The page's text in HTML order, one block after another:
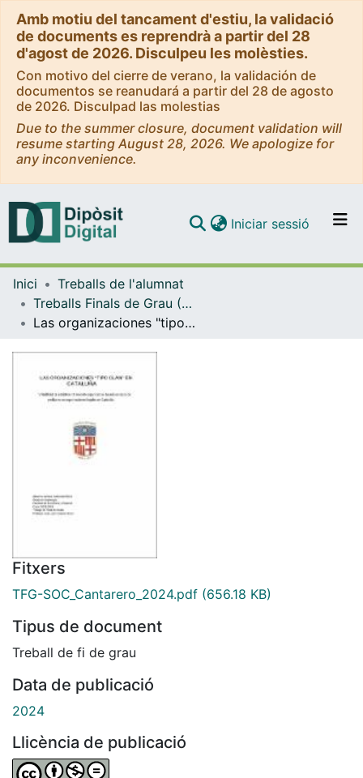
Amb motiu del tancament d'estiu, la validació
de documents es reprendrà a partir del 28
d'agost de 2026. Disculpeu les molèsties.
Con motivo del cierre de verano, la validación de
documentos se reanudará a partir del 28 de agosto
de 2026. Disculpad las molestias
Due to the summer closure, document validation will
resume starting August 28, 2026. We apologize for
any inconvenience.
Navega per tot el DD
Iniciar sessió (current)
Inici
Treballs de l'alumnat
Treballs Finals de Grau (TFG) - Sociologia
Las organizaciones "tipo clan" en Cataluña. Viabilidad de establecer el modelo organizativo basado en lazos de confianza en organizaciones legales en Cataluña.
Fitxers
TFG-SOC_Cantarero_2024.pdf (656.18 KB)
Tipus de document
Treball de fi de grau
Data de publicació
2024
Llicència de publicació